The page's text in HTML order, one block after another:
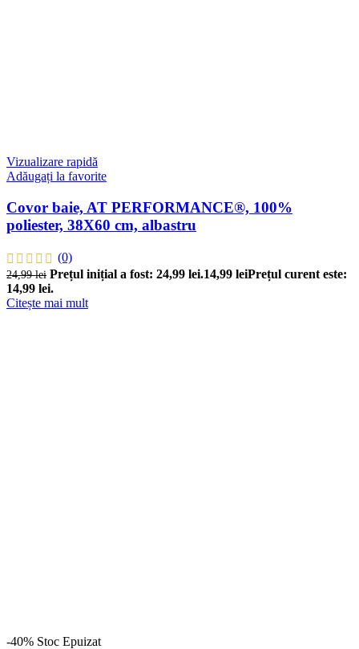
Vizualizare rapidă
Adăugați la favorite
Covor baie, AT PERFORMANCE®, 100%
poliester, 38X60 cm, albastru
(0)
24,99lei Prețul inițial a fost: 24,99 lei.14,99 leiPrețul curent este:
14,99 lei.
Citește mai mult
-40% Stoc Epuizat